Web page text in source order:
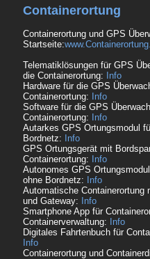
Containerortung
Containerortung und GPS
Startseite:
Telematiklösungen für GPS
die Containerortung:
Info
Hardware für die GPS
Containerortung:
Info
Software für die GPS
Containerortung:
Info
Autarkes GPS Ortungsmodul
Bordnetz:
Info
GPS Ortungsgerät mit
Containerortung:
Info
Autonomes GPS
ohne Bordnetz:
Info
Automatische Containerortung
und Gateway:
Info
Smartphone App für
Containerverwaltung:
Info
Digitales Fahrtenbuch für
Info
Containerortung und